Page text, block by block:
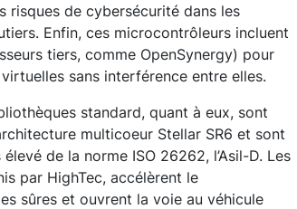
risques de cybersécurité dans les
Enfin, ces microcontrôleurs incluent
tiers, comme OpenSynergy) pour
sans interférence entre elles.
standard, quant à eux, sont
multicoeur Stellar SR6 et sont
de la norme ISO 26262, l’Asil-D. Les
par HighTec, accélèrent le
sûres et ouvrent la voie au véhicule